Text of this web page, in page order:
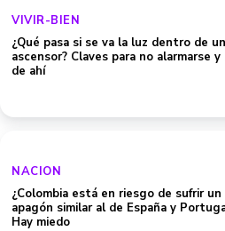
VIVIR-BIEN
¿Qué pasa si se va la luz dentro de un
ascensor? Claves para no alarmarse y
de ahí
NACION
¿Colombia está en riesgo de sufrir un
apagón similar al de España y
Hay miedo